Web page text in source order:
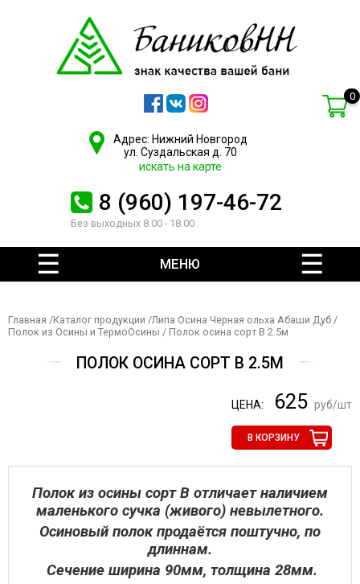
Адрес: Нижний Новгород
ул. Суздальская д. 70
искать на карте
8 (960) 197-46-72
Без выходных 8.00 - 18.00
0
МЕНЮ
Главная /Каталог продукции /Липа Осина Черная ольха Абаши Дуб /
Полок из Осины и ТермоОсины / Полок осина сорт В 2.5м
ПОЛОК ОСИНА СОРТ В 2.5М
ЦЕНА: 625 руб/шт
В КОРЗИНУ
Полок из осины сорт В отличает наличием
маленького сучка (живого) невылетного.
Осиновый полок продаётся поштучно, по
длиннам.
Сечение ширина 90мм, толщина 28мм.